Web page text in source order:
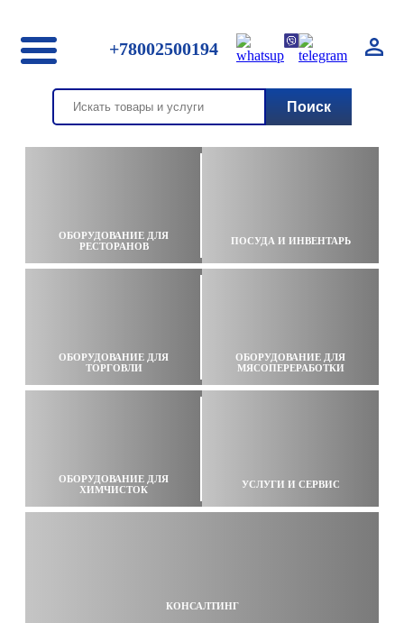
+78002500194
ОБОРУДОВАНИЕ ДЛЯ
РЕСТОРАНОВ
ПОСУДА И ИНВЕНТАРЬ
ОБОРУДОВАНИЕ ДЛЯ
ТОРГОВЛИ
ОБОРУДОВАНИЕ ДЛЯ
МЯСОПЕРЕРАБОТКИ
ОБОРУДОВАНИЕ ДЛЯ
ХИМЧИСТОК
УСЛУГИ И СЕРВИС
КОНСАЛТИНГ